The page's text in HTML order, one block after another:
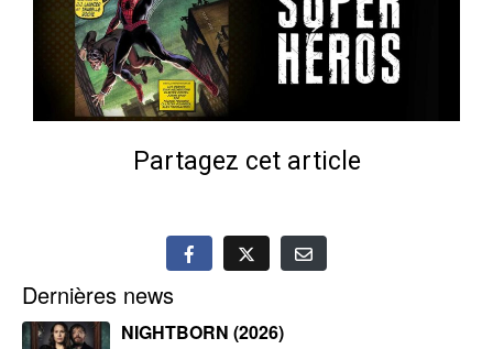
Partagez cet article
Dernières news
NIGHTBORN (2026)